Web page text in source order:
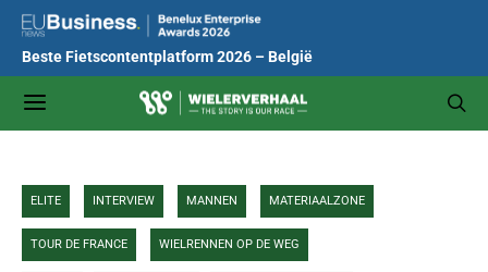
Beste Fietscontentplatform 2026 – België
ELITE INTERVIEW MANNEN MATERIAALZONE
TOUR DE FRANCE WIELRENNEN OP DE WEG